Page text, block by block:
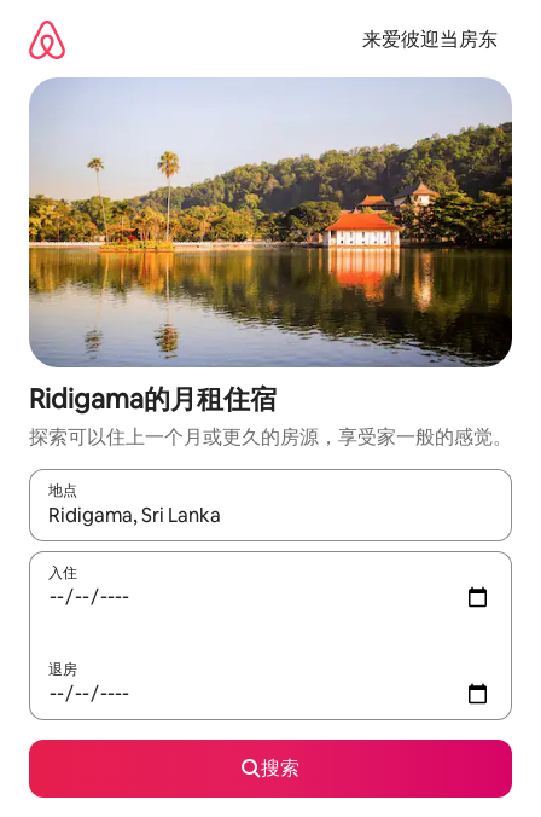
来爱彼迎当房东
Ridigama的月租住宿
探索可以住上一个月或更久的房源，享受家一般的感觉。
地点
如有搜索结果，请使用上下方向键查看，或通过点击或滑动手势
入住
退房
搜索